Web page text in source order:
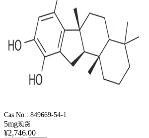
Cas No.: 849669-54-1
5mg现货
¥2,746.00